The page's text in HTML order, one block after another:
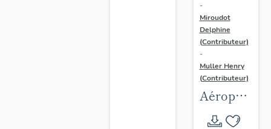
-
Miroudot
Delphine
(Contributeur)
-
Muller Henry
(Contributeur)
Aéroport
d'Orly